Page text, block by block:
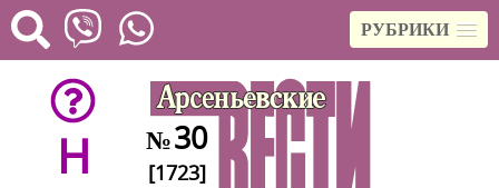
РУБРИКИ
H №30
[1723]